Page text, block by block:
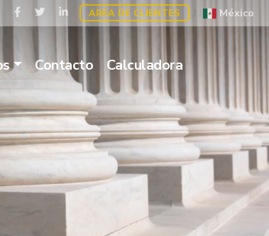
AREA DE CLIENTES México
Contacto Calculadora